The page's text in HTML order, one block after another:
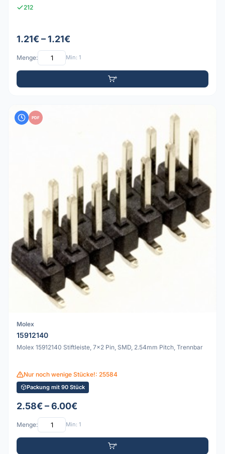
212
1.21€ – 1.21€
Menge: Min: 1
PDF
Molex
15912140
Molex 15912140 Stiftleiste, 7x2 Pin, SMD, 2.54mm Pitch, Trennbar
Nur noch wenige Stücke!: 25584
Packung mit 90 Stück
2.58€ – 6.00€
Menge: Min: 1